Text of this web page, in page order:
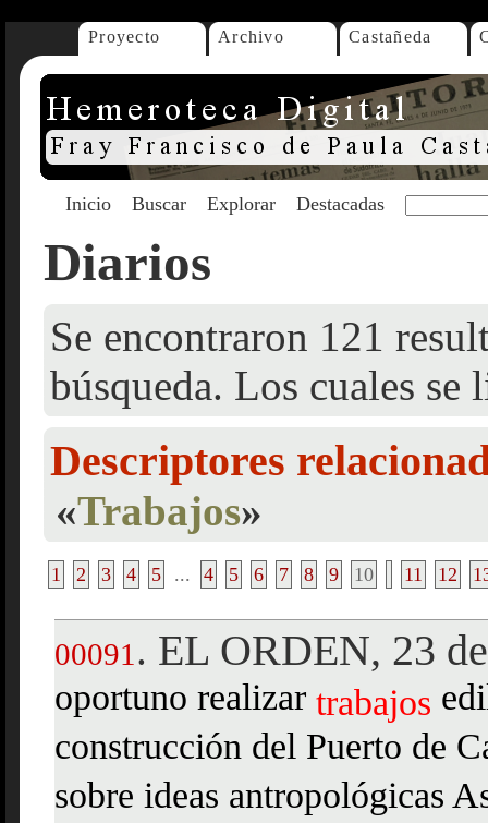
Proyecto Archivo Castañeda
Inicio Buscar Explorar Destacadas
Diarios
Se encontraron 121
búsqueda. Los cuales se
Descriptores
«Trabajos»
1 2 3 4 5 ... 4 5 6 7 8 9 10 11 12
00091 . EL ORDEN, 23
oportuno realizar trabajos
construcción del Puerto de
sobre ideas antropológicas